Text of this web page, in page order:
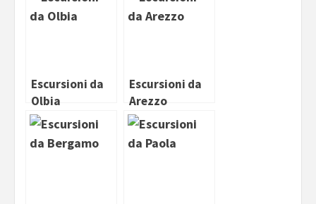
Escursioni da
Olbia
Escursioni da
Arezzo